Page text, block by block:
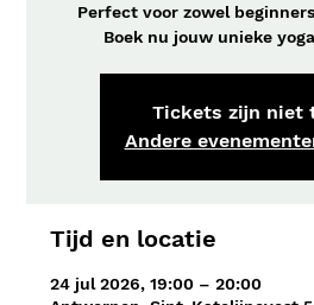
Perfect voor zowel
Boek nu jouw unieke
Tickets zijn niet
Andere
Tijd en locatie
24 jul 2026, 19:00 – 20:00